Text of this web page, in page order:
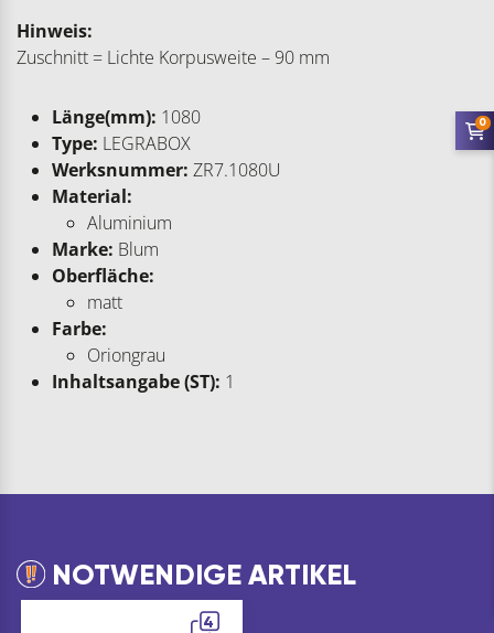
Hinweis:
Zuschnitt = Lichte Korpusweite – 90 mm
Länge(mm): 1080
Type: LEGRABOX
Werksnummer: ZR7.1080U
Material:
Aluminium
Marke: Blum
Oberfläche:
matt
Farbe:
Oriongrau
Inhaltsangabe (ST): 1
NOTWENDIGE ARTIKEL
4
0